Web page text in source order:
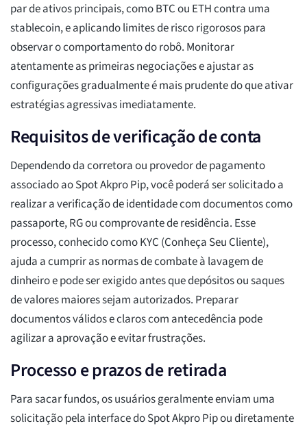
par de ativos principais, como BTC ou ETH contra uma
stablecoin, e aplicando limites de risco rigorosos para
observar o comportamento do robô. Monitorar
atentamente as primeiras negociações e ajustar as
configurações gradualmente é mais prudente do que ativar
estratégias agressivas imediatamente.
Requisitos de verificação de conta
Dependendo da corretora ou provedor de pagamento
associado ao Spot Akpro Pip, você poderá ser solicitado a
realizar a verificação de identidade com documentos como
passaporte, RG ou comprovante de residência. Esse
processo, conhecido como KYC (Conheça Seu Cliente),
ajuda a cumprir as normas de combate à lavagem de
dinheiro e pode ser exigido antes que depósitos ou saques
de valores maiores sejam autorizados. Preparar
documentos válidos e claros com antecedência pode
agilizar a aprovação e evitar frustrações.
Processo e prazos de retirada
Para sacar fundos, os usuários geralmente enviam uma
solicitação pela interface do Spot Akpro Pip ou diretamente